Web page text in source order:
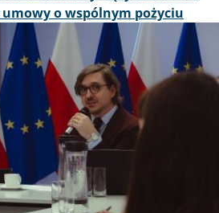
o wspólnym pożyciu